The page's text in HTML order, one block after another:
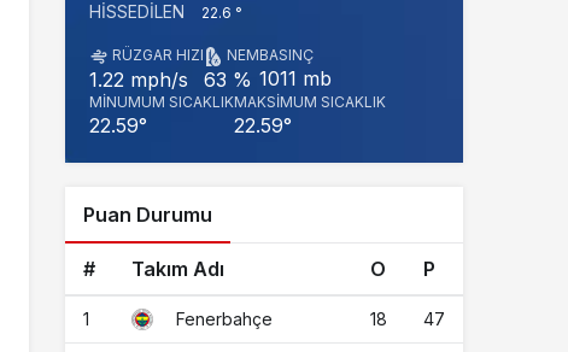
HISSEDILEN 22.6 °
RÜZGAR HIZI
1.22 mph/s
NEM
63 %
BASINÇ
1011 mb
MINUMUM SICAKLIK
22.59°
MAKSIMUM SICAKLIK
22.59°
Puan Durumu
# Takım Adı O P
1 Fenerbahçe 18 47